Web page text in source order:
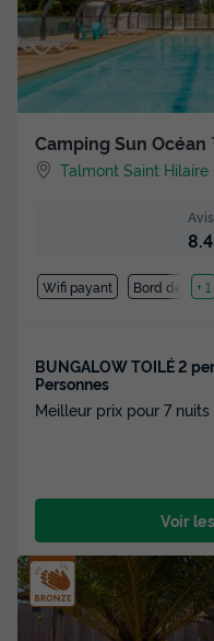
Camping Sun Océan
Talmont Saint Hilaire
8.4
Wifi payant Bord de mer
+ 1
BUNGALOW TOILÉ 2
Personnes
Meilleur prix pour 7 nuits
Voir